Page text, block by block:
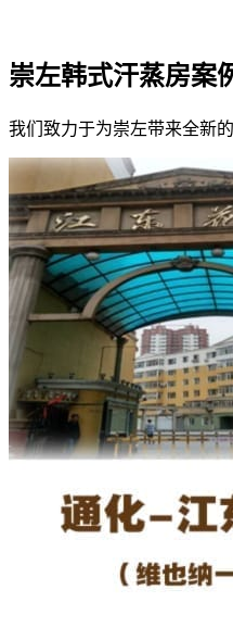
崇左韩式汗蒸房案
我们致力于为崇左带来全新